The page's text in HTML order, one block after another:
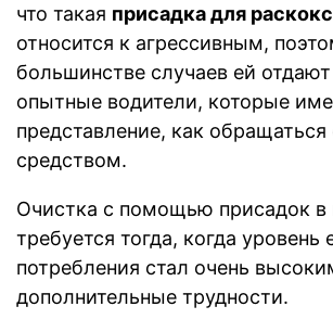
что такая присадка для
относится к агрессивным,
большинстве случаев ей
опытные водители, которые
представление, как обращаться
средством.
Очистка с помощью присадок в
требуется тогда, когда уровень
потребления стал очень
дополнительные трудности.